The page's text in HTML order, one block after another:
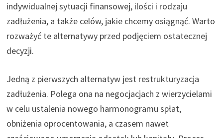
indywidualnej sytuacji finansowej, ilości i rodzaju
zadłużenia, a także celów, jakie chcemy osiągnąć. Warto
rozważyć te alternatywy przed podjęciem ostatecznej
decyzji.
Jedną z pierwszych alternatyw jest restrukturyzacja
zadłużenia. Polega ona na negocjacjach z wierzycielami
w celu ustalenia nowego harmonogramu spłat,
obniżenia oprocentowania, a czasem nawet